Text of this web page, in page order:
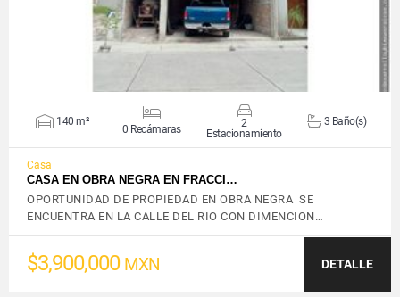
140 m²
0 Recámaras
2
Estacionamiento
3 Baño(s)
Casa
CASA EN OBRA NEGRA EN FRACCI…
OPORTUNIDAD DE PROPIEDAD EN OBRA NEGRA SE
ENCUENTRA EN LA CALLE DEL RIO CON DIMENCION…
$3,900,000 MXN DETALLE